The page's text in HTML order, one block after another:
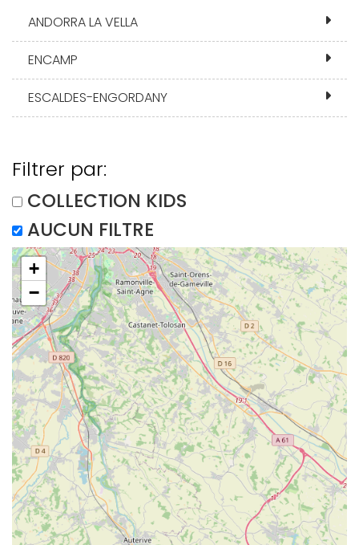
ANDORRA LA VELLA
ENCAMP
ESCALDES-ENGORDANY
Filtrer par:
COLLECTION KIDS
AUCUN FILTRE
+
−